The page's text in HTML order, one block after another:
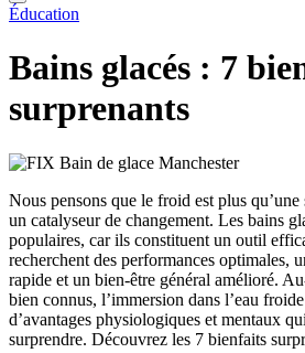
Éducation
Bains glacés : 7
surprenants
Nous pensons que le froid est plus qu’une
un catalyseur de changement. Les bains
populaires, car ils constituent un outil
recherchent des performances optimales,
rapide et un bien-être général amélioré.
bien connus, l’immersion dans l’eau
d’avantages physiologiques et mentaux
surprendre. Découvrez les 7 bienfaits